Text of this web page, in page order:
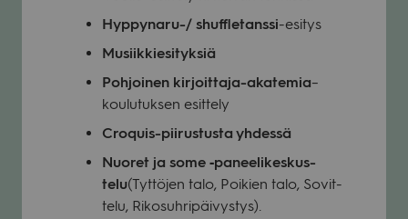
Hyp­py­naru-/ shuffle­tanssi-esi­tys
Musiik­kie­si­tyk­siä
Poh­joi­nen kir­joit­taja-aka­te­mia–
kou­lu­tuk­sen esit­tely
Croquis-pii­rus­tusta yhdessä
Nuo­ret ja some ‑panee­li­kes­kus­
telu(Tyt­tö­jen talo, Poi­kien talo, Sovit­
telu, Riko­suh­ri­päi­vys­tys).